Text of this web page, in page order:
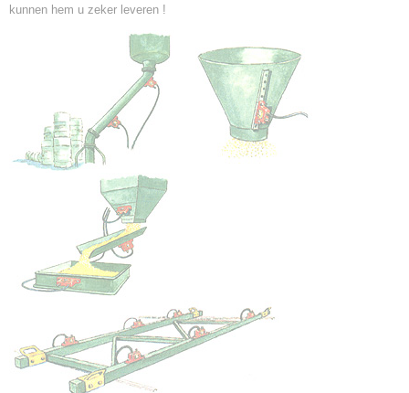
kunnen hem u zeker leveren !